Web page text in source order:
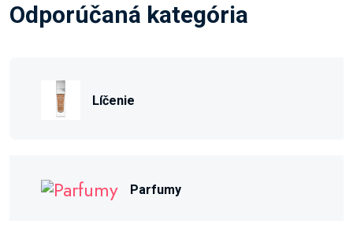
Odporúčaná kategória
Líčenie
Parfumy